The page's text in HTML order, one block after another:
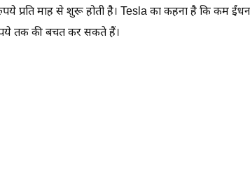
प्रति माह से शुरू होती है। Tesla का कहना है कि कम ईंधन
तक की बचत कर सकते हैं।